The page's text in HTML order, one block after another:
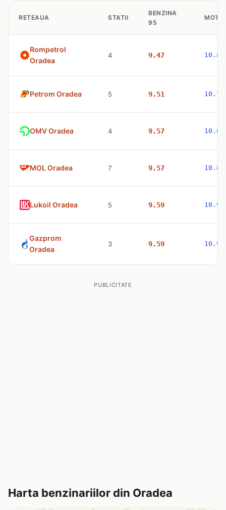
RETEAUA STATII
BENZINA
95
Rompetrol
Oradea
4 9.47 10.83
Petrom Oradea 5 9.51 10.77
OMV Oradea 4 9.57 10.83
MOL Oradea 7 9.57 10.83
Lukoil Oradea 5 9.59 10.98
Gazprom
Oradea
3 9.59 10.98
PUBLICITATE
Harta benzinariilor din Oradea